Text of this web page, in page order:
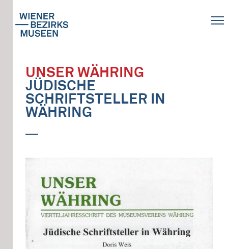
UNSER WÄHRING
JÜDISCHE
SCHRIFTSTELLER IN
WÄHRING